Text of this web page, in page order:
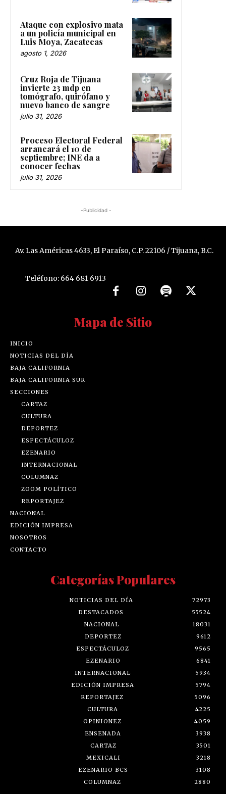
Ataque con explosivo mata
a un policía municipal en
Luis Moya, Zacatecas
agosto 1, 2026
Cruz Roja de Tijuana
invierte 23 mdp en
tomógrafo, quirófano y
nuevo banco de sangre
julio 31, 2026
Proceso Electoral Federal
arrancará el 10 de
septiembre; INE da a
conocer fechas
julio 31, 2026
-Publicidad -
Av. Las Américas 4633, El Paraíso, C.P. 22106 / Tijuana, B.C.
Teléfono: 664 681 6913
Mapa de Sitio
INICIO
NOTICIAS DEL DÍA
BAJA CALIFORNIA
BAJA CALIFORNIA SUR
SECCIONES
CARTAZ
CULTURA
DEPORTEZ
ESPECTÁCULOZ
EZENARIO
INTERNACIONAL
COLUMNAZ
ZOOM POLÍTICO
REPORTAJEZ
NACIONAL
EDICIÓN IMPRESA
NOSOTROS
CONTACTO
Categorías Populares
NOTICIAS DEL DÍA
72973
DESTACADOS
55524
NACIONAL
18031
DEPORTEZ
9612
ESPECTÁCULOZ
9565
EZENARIO
6841
INTERNACIONAL
5934
EDICIÓN IMPRESA
5794
REPORTAJEZ
5096
CULTURA
4225
OPINIONEZ
4059
ENSENADA
3938
CARTAZ
3501
MEXICALI
3218
EZENARIO BCS
3108
COLUMNAZ
2880